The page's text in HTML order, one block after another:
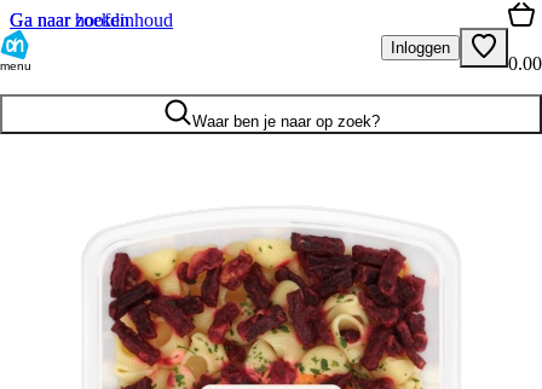
Ga naar hoofdinhoud
Ga naar zoeken
menu
Inloggen
0.00
Waar ben je naar op zoek?